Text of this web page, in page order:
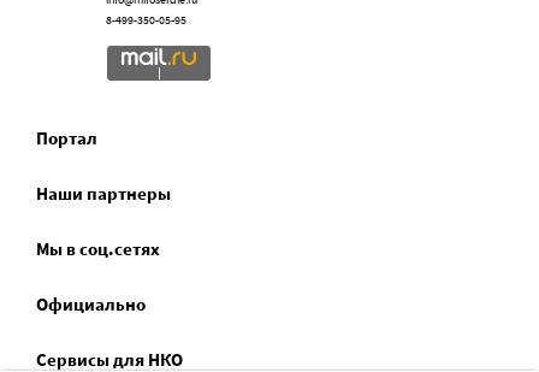
8-499-350-05-95
Портал
Наши партнеры
Мы в соц.сетях
Официально
Сервисы для НКО